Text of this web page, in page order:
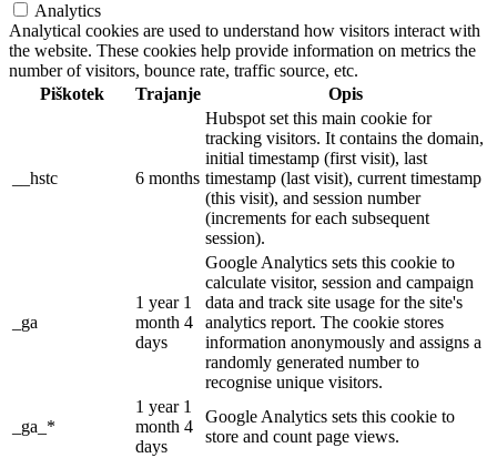
Analytics
Analytical cookies are used to understand how visitors interact with
the website. These cookies help provide information on metrics the
number of visitors, bounce rate, traffic source, etc.
Piškotek
Trajanje Opis
__hstc 6 months
Hubspot set this main cookie for
tracking visitors. It contains the domain,
initial timestamp (first visit), last
timestamp (last visit), current timestamp
(this visit), and session number
(increments for each subsequent
session).
_ga
1 year 1
month 4
days
Google Analytics sets this cookie to
calculate visitor, session and campaign
data and track site usage for the site's
analytics report. The cookie stores
information anonymously and assigns a
randomly generated number to
recognise unique visitors.
_ga_*
1 year 1
month 4
days
Google Analytics sets this cookie to
store and count page views.